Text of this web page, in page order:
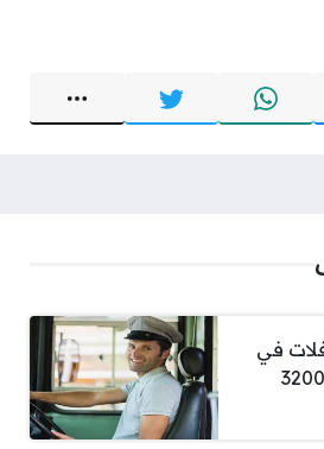
في
دبي براتب يبدأ من 3200